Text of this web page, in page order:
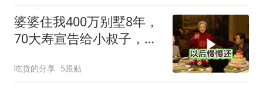
婆婆住我400万别墅8年，
70大寿宣告给小叔子，
吃货的分享 5跟贴